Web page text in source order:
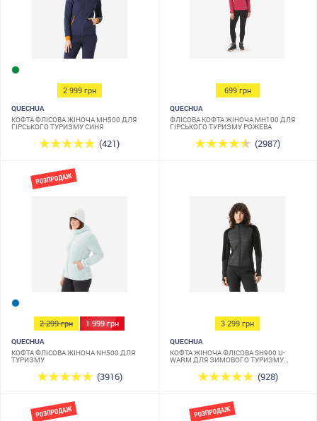
2 999 грн
QUECHUA
КОФТА ФЛІСОВА ЖІНОЧА MH500 ДЛЯ
ГІРСЬКОГО ТУРИЗМУ СИНЯ
(421)
699 грн
QUECHUA
ФЛІСОВА КОФТА ЖІНОЧА MH100 ДЛЯ
ГІРСЬКОГО ТУРИЗМУ РОЖЕВА
(2987)
2 299 грн 1 999 грн
QUECHUA
КОФТА ФЛІСОВА ЖІНОЧА NH500 ДЛЯ
ТУРИЗМУ
(3916)
3 299 грн
QUECHUA
КОФТА ЖІНОЧА ФЛІСОВА SH900 U-
WARM ДЛЯ ЗИМОВОГО ТУРИЗМУ
(928)